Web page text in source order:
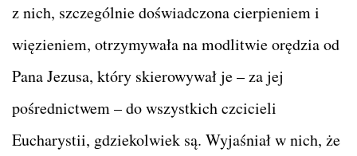
z nich, szczególnie doświadczona cierpieniem i
więzieniem, otrzymywała na modlitwie orędzia od
Pana Jezusa, który skierowywał je – za jej
pośrednictwem – do wszystkich czcicieli
Eucharystii, gdziekolwiek są. Wyjaśniał w nich, że